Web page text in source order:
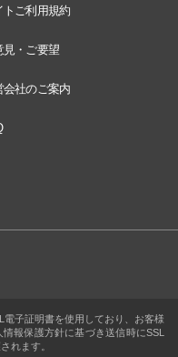
トご利用規約
見・ご要望
会社のご案内
電子証明書を使用しており、お客様
報保護方針に基づき送信時にSSL
れます。